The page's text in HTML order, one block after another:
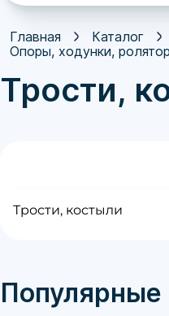
О компании
Доставка и оплата
Контакты
Главная
Каталог
Опоры, ходунки,
Трости,
Трости, костыли